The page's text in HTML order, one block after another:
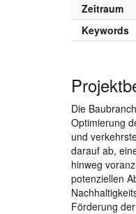
Zeitraum
Keywords
Die
Optimierung
und
darauf ab,
hinweg
potenziellen
Förderung